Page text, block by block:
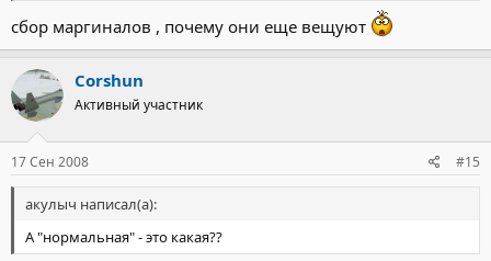
сбор маргиналов , почему они еще вещуют
Corshun
Активный участник
17 Сен 2008 #15
акулыч написал(а):
А "нормальная" - это какая??